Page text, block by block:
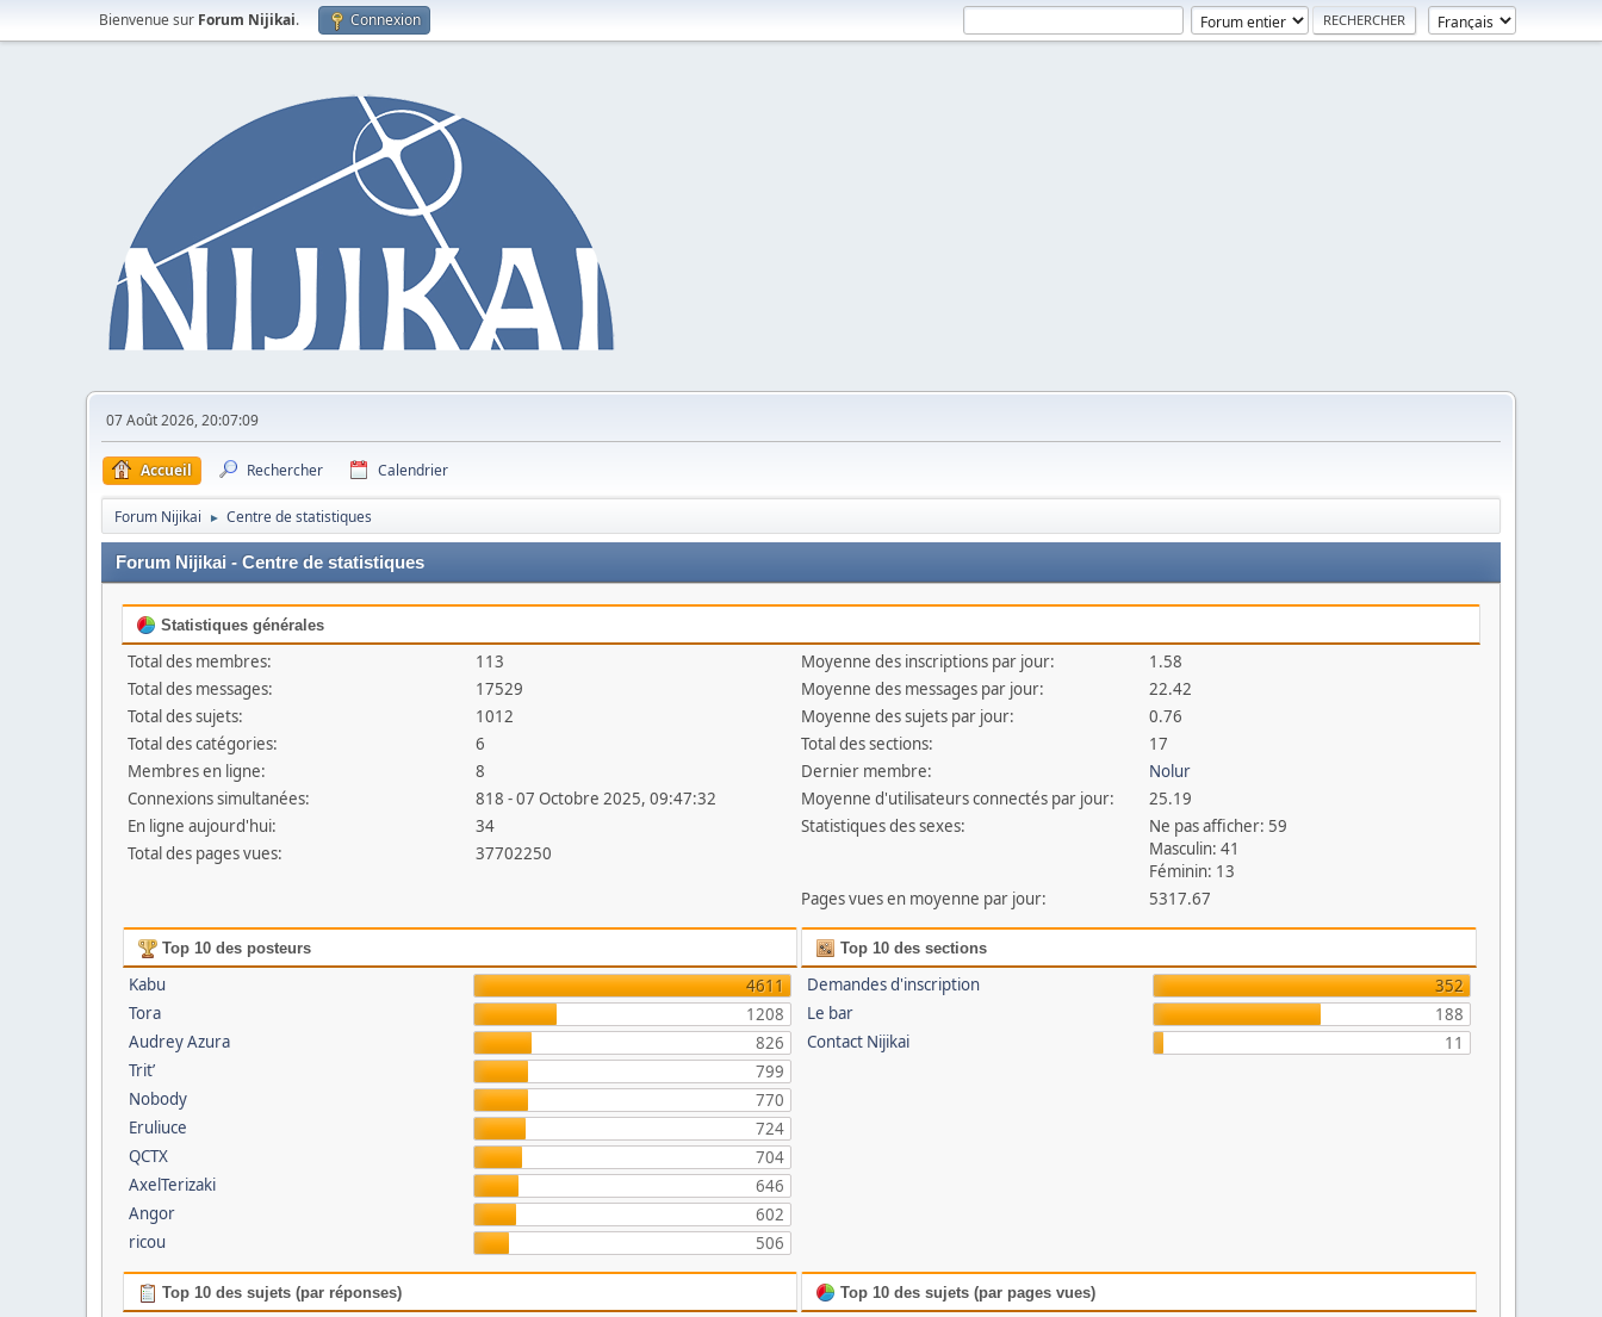
Bienvenue sur Forum Nijikai. Connexion
07 Août 2026, 20:07:09
Accueil Rechercher Calendrier
Forum Nijikai ► Centre de statistiques
Forum Nijikai - Centre de statistiques
Statistiques générales
Total des membres:
113
Total des messages:
17529
Total des sujets:
1012
Total des catégories:
6
Membres en ligne:
8
Connexions simultanées:
818 - 07 Octobre 2025, 09:47:32
En ligne aujourd'hui:
34
Total des pages vues:
37702250
Moyenne des inscriptions par jour:
1.58
Moyenne des messages par jour:
22.42
Moyenne des sujets par jour:
0.76
Total des sections:
17
Dernier membre:
Nolur
Moyenne d'utilisateurs connectés par jour:
25.19
Statistiques des sexes:
Ne pas afficher: 59
Masculin: 41
Féminin: 13
Pages vues en moyenne par jour:
5317.67
Top 10 des posteurs
Kabu
4611
Tora
1208
Audrey Azura
826
Trit’
799
Nobody
770
Eruliuce
724
QCTX
704
AxelTerizaki
646
Angor
602
ricou
506
Top 10 des sections
Demandes d'inscription
352
Le bar
188
Contact Nijikai
11
Top 10 des sujets (par réponses) Top 10 des sujets (par pages vues)